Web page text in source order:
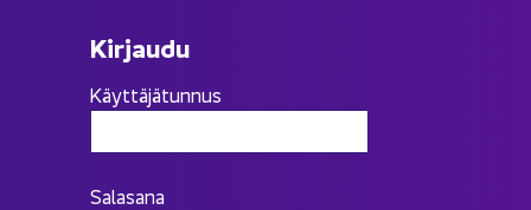
Kir­jau­du
Käyttäjätunnus
Salasana